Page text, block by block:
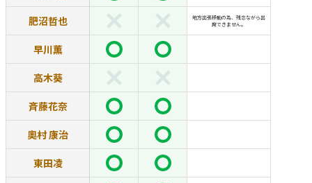
肥沼哲也
地方出張移動の為、残念ながら出
席できません。
早川薫
高木葵
斉藤花奈
奧村 康治
東田凌